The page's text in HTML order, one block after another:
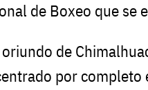
de Boxeo que se
de
por completo